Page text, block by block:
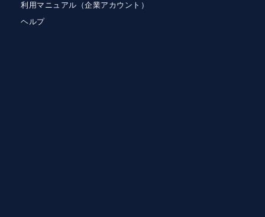
利用マニュアル（企業アカウント）
ヘルプ